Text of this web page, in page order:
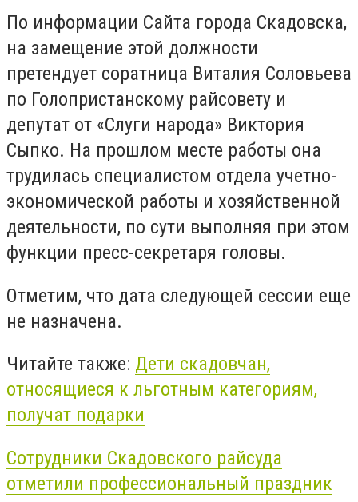
По информации Сайта города Скадовска,
на замещение этой должности
претендует соратница Виталия Соловьева
по Голопристанскому райсовету и
депутат от «Слуги народа» Виктория
Сыпко. На прошлом месте работы она
трудилась специалистом отдела учетно-
экономической работы и хозяйственной
деятельности, по сути выполняя при этом
функции пресс-секретаря головы.
Отметим, что дата следующей сессии еще
не назначена.
Читайте также: Дети скадовчан,
относящиеся к льготным категориям,
получат подарки
Сотрудники Скадовского райсуда
отметили профессиональный праздник